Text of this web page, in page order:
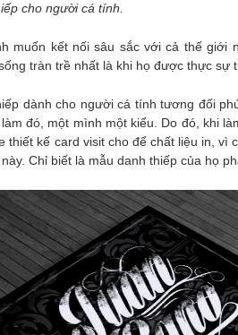
cho người cá tính.
muốn kết nối sâu sắc với cả thế giới
tràn trề nhất là khi họ được thực sự
dành cho người cá tính tương đối
đó, một mình một kiểu. Do đó, khi
thiết kế card visit cho để chất liệu in,
Chỉ biết là mẫu danh thiếp của họ